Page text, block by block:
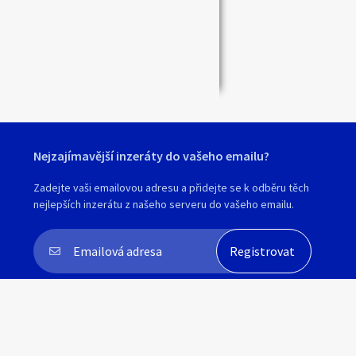
Nejzajímavější inzeráty do vašeho emailu?
Zadejte vaši emailovou adresu a přidejte se k odběru těch
nejlepších inzerátu z našeho serveru do vašeho emailu.